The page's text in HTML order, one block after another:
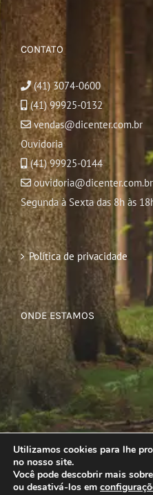
CONTATO
(41) 3074-0600
(41) 99925-0132
vendas@dicenter.com.br
Ouvidoria
(41) 99925-0144
ouvidoria@dicenter.com.br
Segunda à Sexta das 8h às
Política de privacidade
ONDE ESTAMOS
Utilizamos cookies para lhe
no nosso site.
Você pode descobrir mais
ou desativá-los em